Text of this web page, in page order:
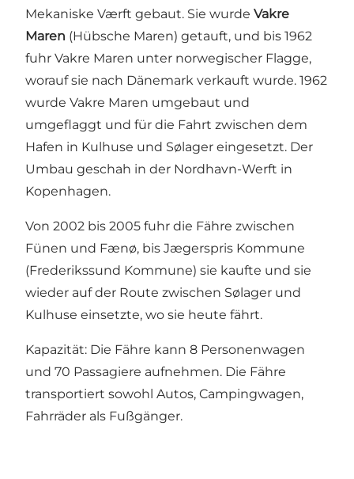
Mekaniske Værft gebaut. Sie wurde Vakre
Maren (Hübsche Maren) getauft, und bis 1962
fuhr Vakre Maren unter norwegischer Flagge,
worauf sie nach Dänemark verkauft wurde. 1962
wurde Vakre Maren umgebaut und
umgeflaggt und für die Fahrt zwischen dem
Hafen in Kulhuse und Sølager eingesetzt. Der
Umbau geschah in der Nordhavn-Werft in
Kopenhagen.
Von 2002 bis 2005 fuhr die Fähre zwischen
Fünen und Fænø, bis Jægerspris Kommune
(Frederikssund Kommune) sie kaufte und sie
wieder auf der Route zwischen Sølager und
Kulhuse einsetzte, wo sie heute fährt.
Kapazität: Die Fähre kann 8 Personenwagen
und 70 Passagiere aufnehmen. Die Fähre
transportiert sowohl Autos, Campingwagen,
Fahrräder als Fußgänger.